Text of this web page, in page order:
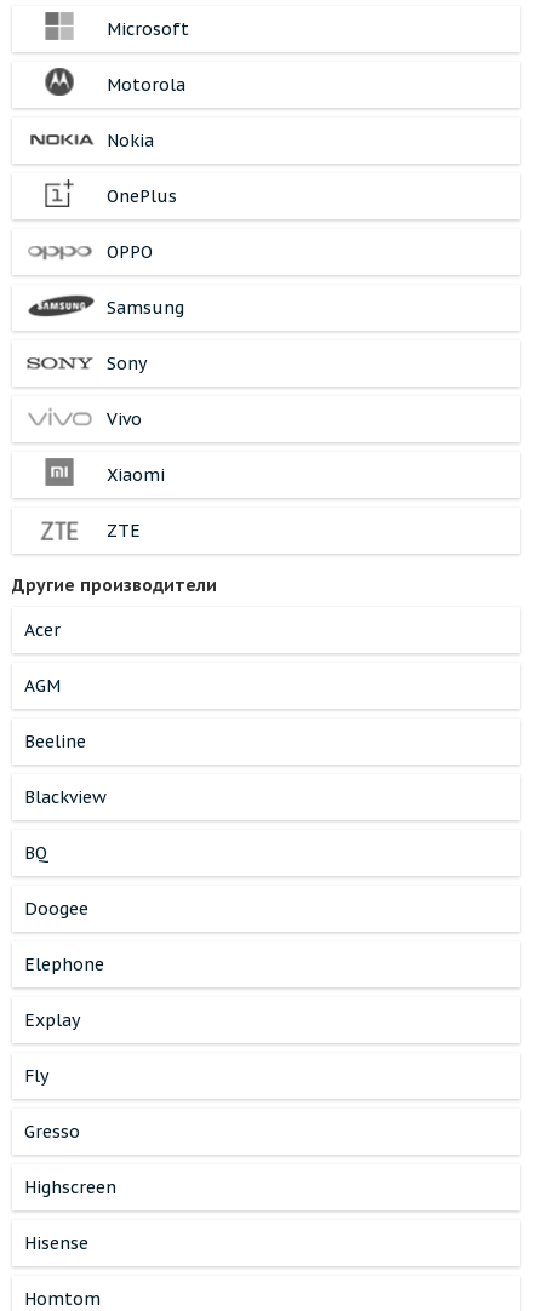
Microsoft
Motorola
Nokia
OnePlus
OPPO
Samsung
Sony
Vivo
Xiaomi
ZTE
Другие производители
Acer
AGM
Beeline
Blackview
BQ
Doogee
Elephone
Explay
Fly
Gresso
Highscreen
Hisense
Homtom